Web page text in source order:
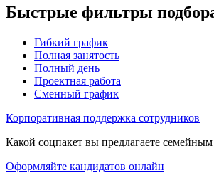
Быстрые фильтры
Гибкий график
Полная занятость
Полный день
Проектная работа
Сменный график
Корпоративная поддержка сотрудников
Какой соцпакет вы предлагаете
Оформляйте кандидатов онлайн